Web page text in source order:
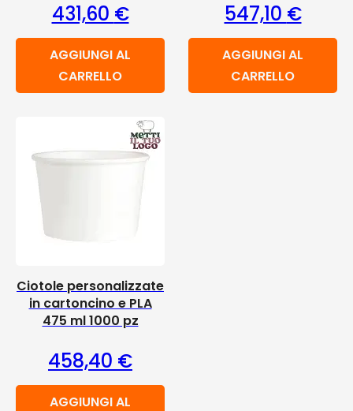
431,60 €
AGGIUNGI AL
CARRELLO
547,10 €
AGGIUNGI AL
CARRELLO
Ciotole personalizzate
in cartoncino e PLA
475 ml 1000 pz
458,40 €
AGGIUNGI AL